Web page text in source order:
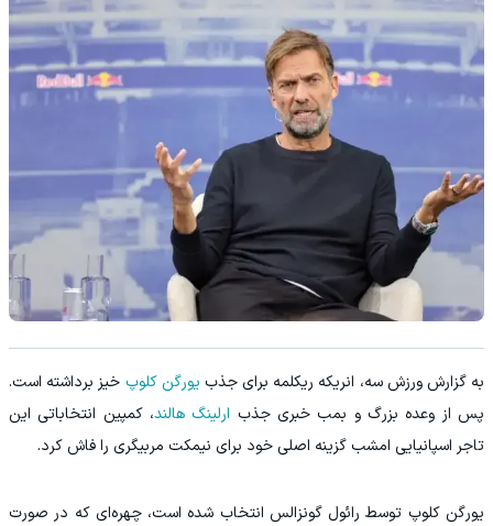
‫به گزارش ورزش سه، انریکه ریکلمه برای جذب یورگن کلوپ خیز برداشته است.
پس از وعده بزرگ و بمب خبری جذب ارلینگ هالند، کمپین انتخاباتی این
تاجر اسپانیایی امشب گزینه اصلی خود برای نیمکت مربیگری را فاش کرد.
یورگن کلوپ توسط رائول گونزالس انتخاب شده است، چهره‌ای که در صورت